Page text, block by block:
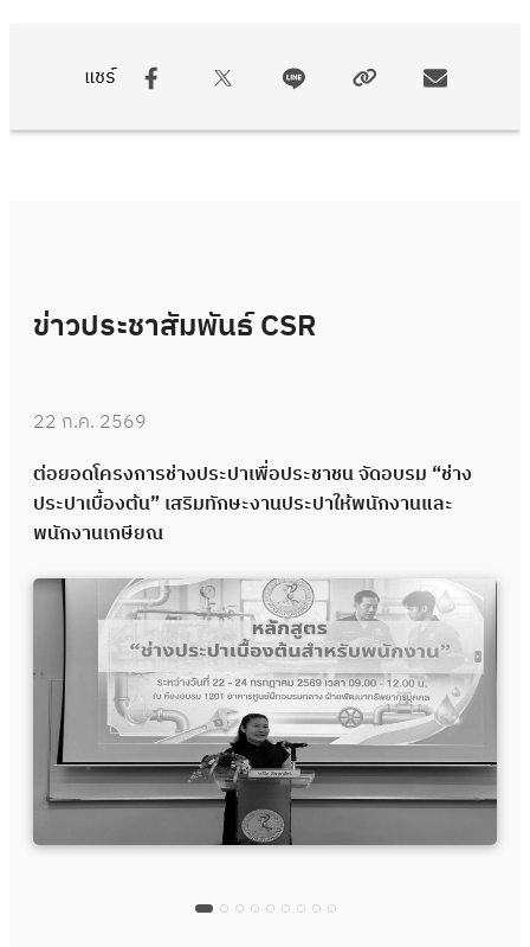
แชร์
ข่าวประชาสัมพันธ์ CSR
22 ก.ค. 2569
ต่อยอดโครงการช่างประปาเพื่อประชาชน จัดอบรม “ช่าง
ประปาเบื้องต้น” เสริมทักษะงานประปาให้พนักงานและ
พนักงานเกษียณ